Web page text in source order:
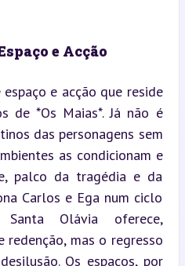
e Acção
e acção que reside
de *Os Maias*. Já não é
das personagens sem
as condicionam e
palco da tragédia e da
Carlos e Ega num ciclo
Olávia oferece,
redenção, mas o regresso
Os espaços, por